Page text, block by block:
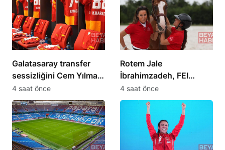
Galatasaray transfer
sessizliğini Cem Yılmaz
değerlendirdi
4 saat önce
Rotem Jale
İbrahimzadeh, FEI
Dünya Şampiyonası’nda
Türkiye’yi temsil edecek
4 saat önce